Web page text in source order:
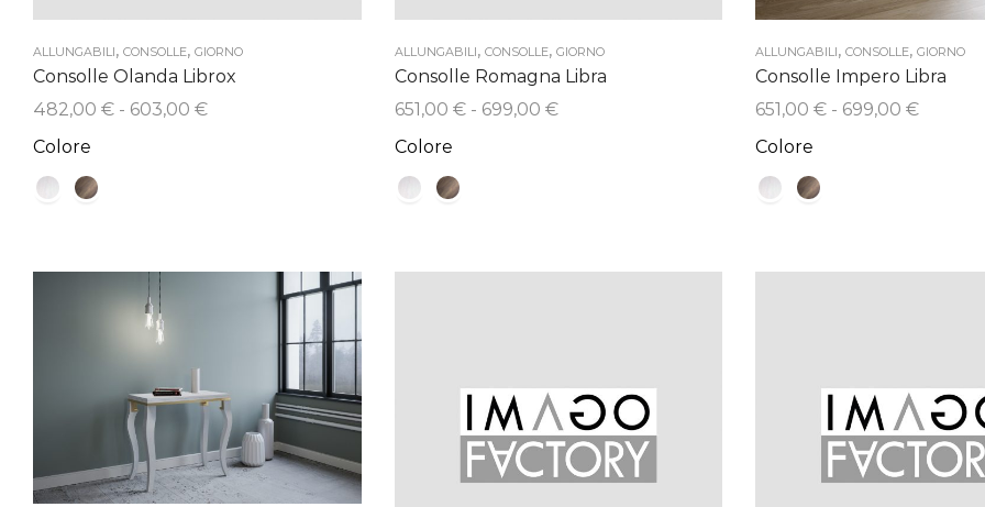
ALLUNGABILI, CONSOLLE, GIORNO
Consolle Olanda Librox
482,00 € - 603,00 €Fascia
Colore
ALLUNGABILI, CONSOLLE, GIORNO
Consolle Romagna Libra
651,00 € - 699,00 €Fascia
Colore
ALLUNGABILI, CONSOLLE, GIORNO
Consolle Impero Libra
651,00 € - 699,00 €Fascia
Colore